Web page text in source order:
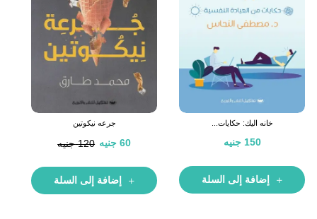
خانه اليك: حكايات...
150 جنيه
إضافة إلى السلة
جرعه نيكوتين
120 جنيه 60 جنيه
إضافة إلى السلة